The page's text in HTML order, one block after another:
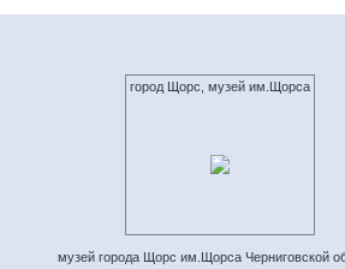
город Щорс, музей им.Щорса
музей города Щорс им.Щорса Черниговской